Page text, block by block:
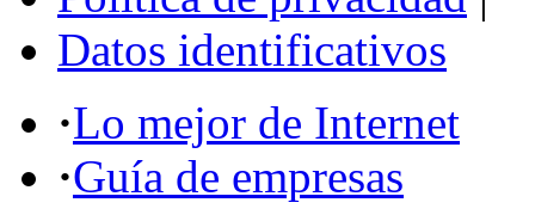
Datos identificativos
·Lo mejor de Internet
·Guía de empresas